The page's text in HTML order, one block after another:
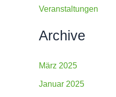
Veranstaltungen
Archive
März 2025
Januar 2025